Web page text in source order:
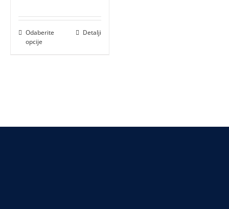
Odaberite
opcije
Detalji